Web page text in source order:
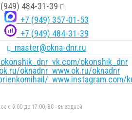
484-31-39
+7 (949) 357-01-53
+7 (949) 484-31-39
master@okna-dnr.ru
vk.com/okonshik_dnr
www.ok.ru/oknadnr
www.instagram.com/
с 9:00 до 17:00, ВС - выходной